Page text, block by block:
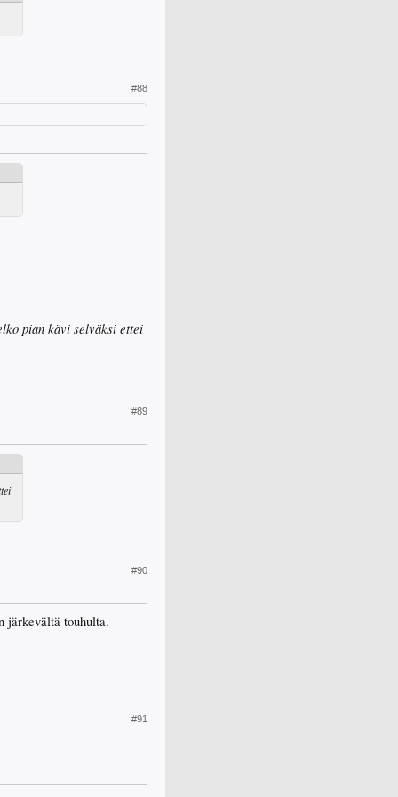
#88
pian kävi selväksi ettei
#89
#90
järkevältä touhulta.
#91